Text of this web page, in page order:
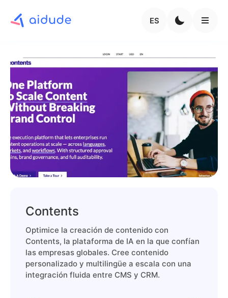
ES
Contents
Optimice la creación de contenido con
Contents, la plataforma de IA en la que confían
las empresas globales. Cree contenido
personalizado y multilingüe a escala con una
integración fluida entre CMS y CRM.